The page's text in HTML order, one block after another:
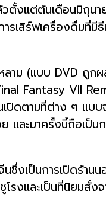
วตั้งแต่ต้นเดือนมิถุ
รเสิร์ฟเครื่องดื่มที่
ม (แบบ DVD ถูกผล
Fantasy VII
เปิดตามที่ต่าง ๆ แบ
และมาครั้งนี้ถือเป็น
ซึ่งเป็นการเปิดร้า
รงและเป็นที่นิยมสั่